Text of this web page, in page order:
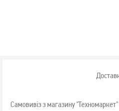
Самовивіз з магазину "Техномаркет"